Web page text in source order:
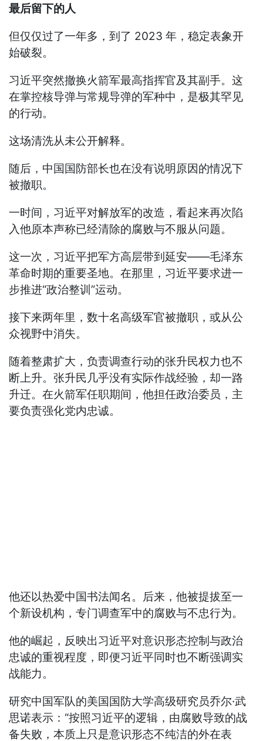
最后留下的人
但仅仅过了一年多，到了 2023 年，稳定表象开
始破裂。
习近平突然撤换火箭军最高指挥官及其副手。这
在掌控核导弹与常规导弹的军种中，是极其罕见
的行动。
这场清洗从未公开解释。
随后，中国国防部长也在没有说明原因的情况下
被撤职。
一时间，习近平对解放军的改造，看起来再次陷
入他原本声称已经清除的腐败与不服从问题。
这一次，习近平把军方高层带到延安——毛泽东
革命时期的重要圣地。在那里，习近平要求进一
步推进“政治整训”运动。
接下来两年里，数十名高级军官被撤职，或从公
众视野中消失。
随着整肃扩大，负责调查行动的张升民权力也不
断上升。张升民几乎没有实际作战经验，却一路
升迁。在火箭军任职期间，他担任政治委员，主
要负责强化党内忠诚。
他还以热爱中国书法闻名。后来，他被提拔至一
个新设机构，专门调查军中的腐败与不忠行为。
他的崛起，反映出习近平对意识形态控制与政治
忠诚的重视程度，即便习近平同时也不断强调实
战能力。
研究中国军队的美国国防大学高级研究员乔尔·武
思诺表示：“按照习近平的逻辑，由腐败导致的战
备失败，本质上只是意识形态不纯洁的外在表